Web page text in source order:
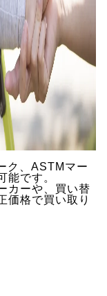
ク、ASTMマー
能です。
カーや、買い替
価格で買い取り